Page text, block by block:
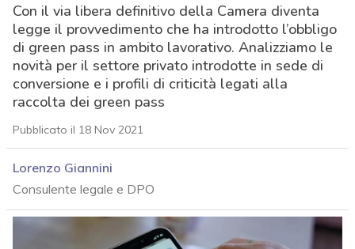
Con il via libera definitivo della Camera diventa
legge il provvedimento che ha introdotto l’obbligo
di green pass in ambito lavorativo. Analizziamo le
novità per il settore privato introdotte in sede di
conversione e i profili di criticità legati alla
raccolta dei green pass
Pubblicato il 18 Nov 2021
Lorenzo Giannini
Consulente legale e DPO